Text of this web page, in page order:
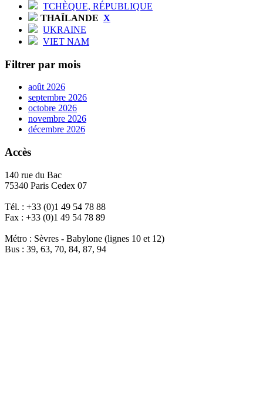
TCHÈQUE, RÉPUBLIQUE
THAÏLANDE X
UKRAINE
VIET NAM
Filtrer par mois
août 2026
septembre 2026
octobre 2026
novembre 2026
décembre 2026
Accès
140 rue du Bac
75340 Paris Cedex 07
Tél. : +33 (0)1 49 54 78 88
Fax : +33 (0)1 49 54 78 89
Métro : Sèvres - Babylone (lignes 10 et 12)
Bus : 39, 63, 70, 84, 87, 94